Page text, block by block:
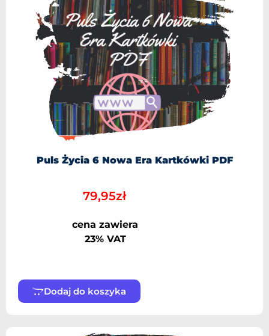
Puls Życia 6 Nowa Era Kartkówki PDF
79,95zł
cena zawiera
23% VAT
Dodaj do koszyka